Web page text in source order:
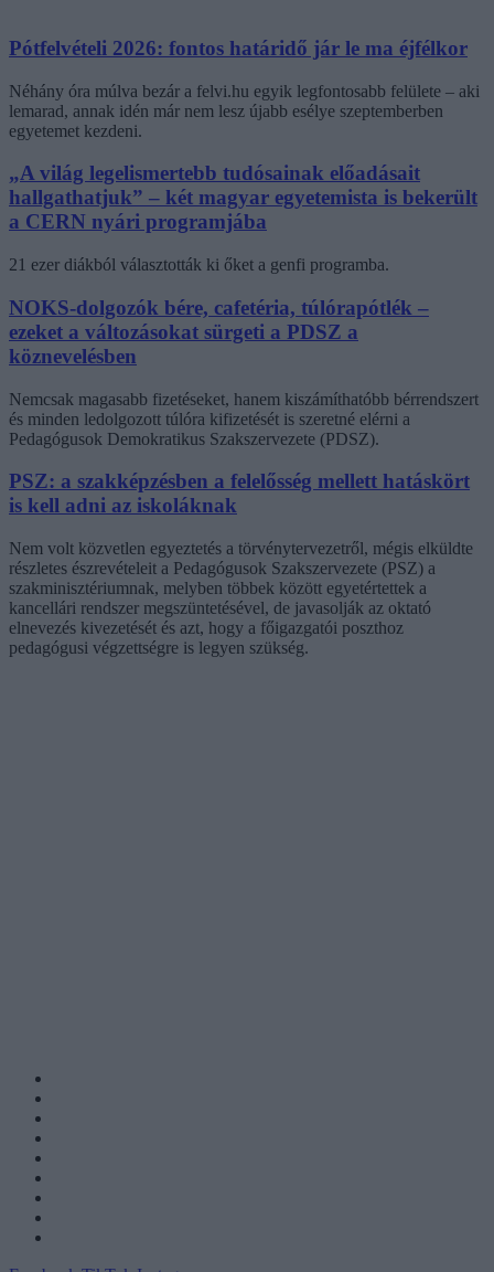
Pótfelvételi 2026: fontos határidő jár le ma éjfélkor
Néhány óra múlva bezár a felvi.hu egyik legfontosabb felülete – aki
lemarad, annak idén már nem lesz újabb esélye szeptemberben
egyetemet kezdeni.
„A világ legelismertebb tudósainak előadásait
hallgathatjuk” – két magyar egyetemista is bekerült
a CERN nyári programjába
21 ezer diákból választották ki őket a genfi programba.
NOKS-dolgozók bére, cafetéria, túlórapótlék –
ezeket a változásokat sürgeti a PDSZ a
köznevelésben
Nemcsak magasabb fizetéseket, hanem kiszámíthatóbb bérrendszert
és minden ledolgozott túlóra kifizetését is szeretné elérni a
Pedagógusok Demokratikus Szakszervezete (PDSZ).
PSZ: a szakképzésben a felelősség mellett hatáskört
is kell adni az iskoláknak
Nem volt közvetlen egyeztetés a törvénytervezetről, mégis elküldte
részletes észrevételeit a Pedagógusok Szakszervezete (PSZ) a
szakminisztériumnak, melyben többek között egyetértettek a
kancellári rendszer megszüntetésével, de javasolják az oktató
elnevezés kivezetését és azt, hogy a főigazgatói poszthoz
pedagógusi végzettségre is legyen szükség.